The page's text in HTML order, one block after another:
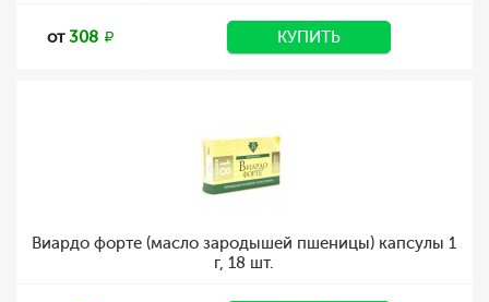
от308 КУПИТЬ
Виардо форте (масло зародышей пшеницы) капсулы 1
г, 18 шт.